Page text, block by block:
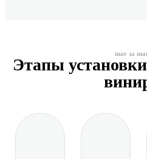
шаг за
Этапы